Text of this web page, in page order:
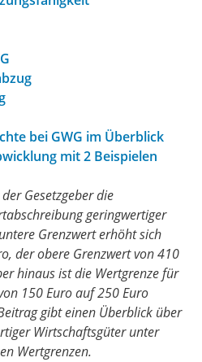
bei GWG im Überblick
mit 2 Beispielen
Gesetzgeber die
geringwertiger
Grenzwert erhöht sich
der obere Grenzwert von 410
hinaus ist die Wertgrenze für
150 Euro auf 250 Euro
gibt einen Überblick über
Wirtschaftsgüter unter
Wertgrenzen.